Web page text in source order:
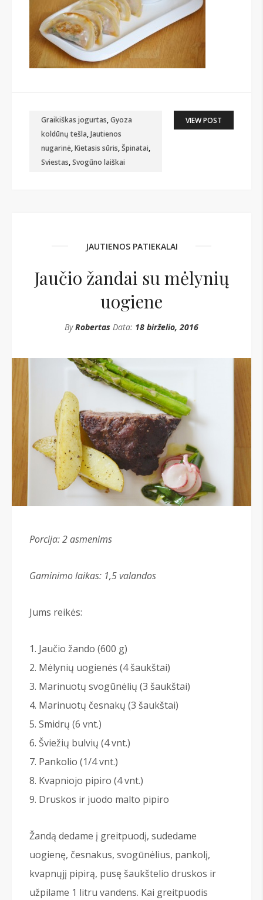
Graikiškas jogurtas,Gyoza
koldūnų tešla,Jautienos
nugarinė,Kietasis sūris,Špinatai,
Sviestas,Svogūno laiškai
VIEW POST
JAUTIENOS PATIEKALAI
Jaučio žandai su mėlynių
uogiene
ByRobertas Data: 18 birželio, 2016
Porcija: 2 asmenims
Gaminimo laikas: 1,5valandos
Jums reikės:
Jaučio žando (600 g)
Mėlynių uogienės (4 šaukštai)
Marinuotų svogūnėlių (3 šaukštai)
Marinuotų česnakų (3 šaukštai)
Smidrų (6 vnt.)
Šviežių bulvių (4 vnt.)
Pankolio (1/4 vnt.)
Kvapniojo pipiro (4 vnt.)
Druskos ir juodo malto pipiro
Žandą dedame į greitpuodį, sudedame
uogienę, česnakus, svogūnėlius, pankolį,
kvapnųjį pipirą, pusę šaukštelio druskos ir
užpilame 1 litru vandens. Kai greitpuodis